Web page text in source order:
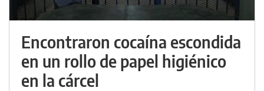
Encontraron cocaína escondida
en un rollo de papel higiénico
en la cárcel